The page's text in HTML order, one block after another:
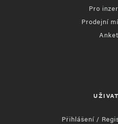
Pro
Prodejní
Přihlášení /